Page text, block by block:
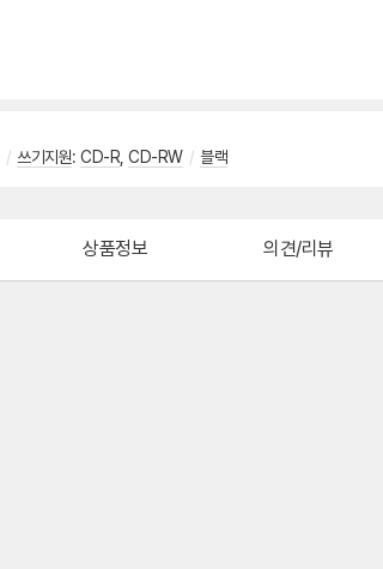
/ 쓰기지원: CD-R CD-RW / 블랙
상품정보 의견/리뷰